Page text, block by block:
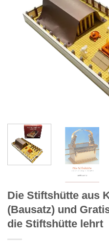
Die Stiftshütte aus
(Bausatz) und
die Stiftshütte lehrt